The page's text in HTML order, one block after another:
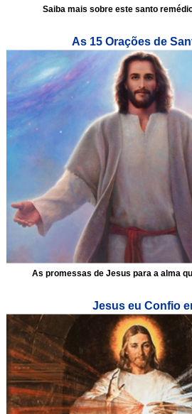
Saiba mais sobre este santo
As 15 Orações de
As promessas de Jesus para a alma
Jesus eu Confio